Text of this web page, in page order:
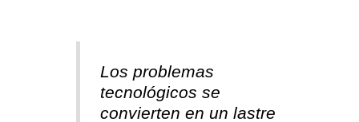
Los problemas
tecnológicos se
convierten en un lastre